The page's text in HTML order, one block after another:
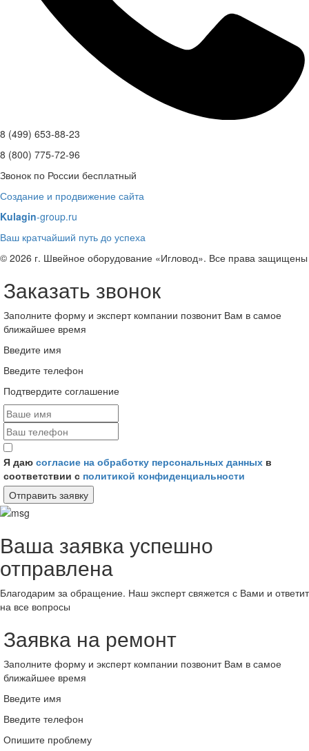
8 (499) 653-88-23
8 (800) 775-72-96
Звонок по России бесплатный
Создание и продвижение сайта
Kulagin-group.ru
Ваш кратчайший путь до успеха
© 2026 г. Швейное оборудование «Игловод». Все права защищены
Заказать звонок
Заполните форму и эксперт компании позвонит Вам в самое
ближайшее время
Введите имя
Введите телефон
Подтвердите соглашение
Я даю согласие на обработку персональных данных в
соответствии с политикой конфиденциальности
Отправить заявку
Ваша заявка успешно
отправлена
Благодарим за обращение. Наш эксперт свяжется с Вами и ответит
на все вопросы
Заявка на ремонт
Заполните форму и эксперт компании позвонит Вам в самое
ближайшее время
Введите имя
Введите телефон
Опишите проблему